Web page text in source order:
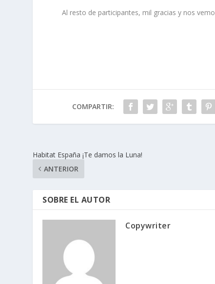
Al resto de participantes, mil gracias y nos
COMPARTIR:
Habitat España ¡Te damos la Luna!
ANTERIOR
SOBRE EL AUTOR
Copywriter